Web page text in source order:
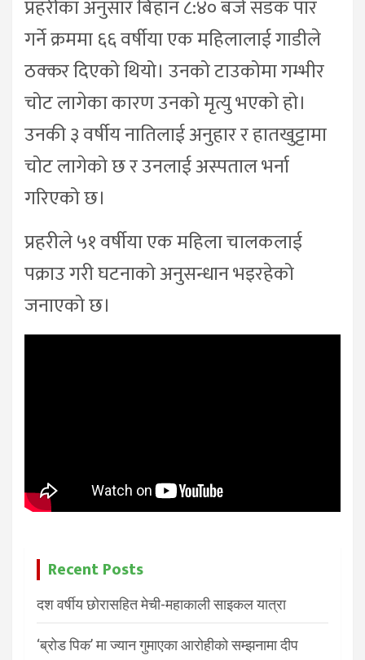
प्रहरीका अनुसार बिहान ८:४० बजे सडक पार
गर्ने क्रममा ६६ वर्षीया एक महिलालाई गाडीले
ठक्कर दिएको थियो। उनको टाउकोमा गम्भीर
चोट लागेका कारण उनको मृत्यु भएको हो।
उनकी ३ वर्षीय नातिलाई अनुहार र हातखुट्टामा
चोट लागेको छ र उनलाई अस्पताल भर्ना
गरिएको छ।
प्रहरीले ५१ वर्षीया एक महिला चालकलाई
पक्राउ गरी घटनाको अनुसन्धान भइरहेको
जनाएको छ।
Recent Posts
दश वर्षीय छोरासहित मेची-महाकाली साइकल यात्रा
‘ब्रोड पिक’ मा ज्यान गुमाएका आरोहीको सम्झनामा दीप